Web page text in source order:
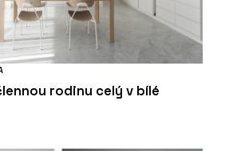
rodinu celý v bílé